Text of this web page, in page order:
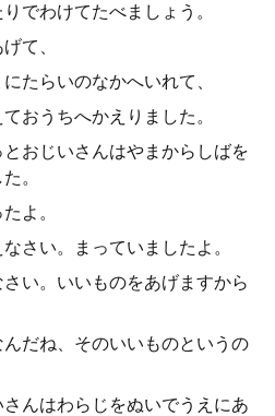
でわけてたべましょう。
て、
たらいのなかへいれて、
おうちへかえりました。
おじいさんはやまからしばを
。
よ。
さい。まっていましたよ。
い。いいものをあげますから
だね、そのいいものというの
んはわらじをぬいでうえにあ